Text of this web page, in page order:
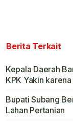
Berita Terkait
Kepala Daerah
KPK Yakin
Bupati Subang
Lahan Pertanian